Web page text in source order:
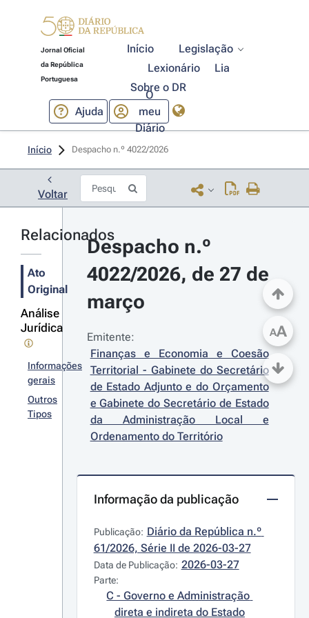
Jornal Oficial
da República
Portuguesa
Início
Legislação
Lexionário
Lia
Sobre o DR
Ajuda
O
meu
Diário
Início Despacho n.º 4022/2026
Voltar
Relacionados
Ato
Original
Análise
Jurídica
Informações
gerais
Outros
Tipos
Despacho n.º
4022/2026, de 27 de
março
Emitente:
Finanças e Economia e Coesão
Territorial - Gabinete do Secretário
de Estado Adjunto e do Orçamento
e Gabinete do Secretário de Estado
da Administração Local e
Ordenamento do Território
Informação da publicação
Publicação: Diário da República n.º
61/2026, Série II de 2026-03-27
Data de Publicação: 2026-03-27
Parte:
C - Governo e Administração
direta e indireta do Estado
AA